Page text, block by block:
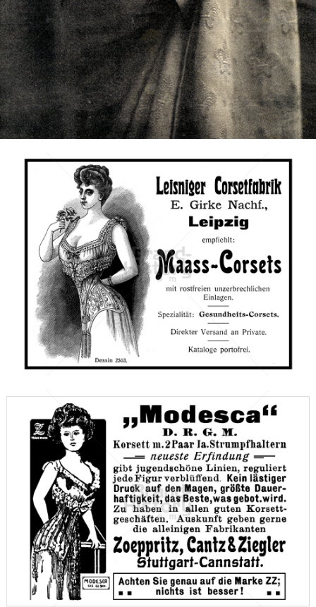
Bild-ID: 73498
Leisniger Corsetfabrik, Leipzig
Leisniger Corsetfabrik, Leipzig
1910
Bild-ID: 66079
Zoeppritz, Cantz & Ziegler, Stuttgart-Cannstatt
Zoeppritz, Cantz & Ziegler, Stuttgart-Cannstatt
1910
Bild-ID: 66135